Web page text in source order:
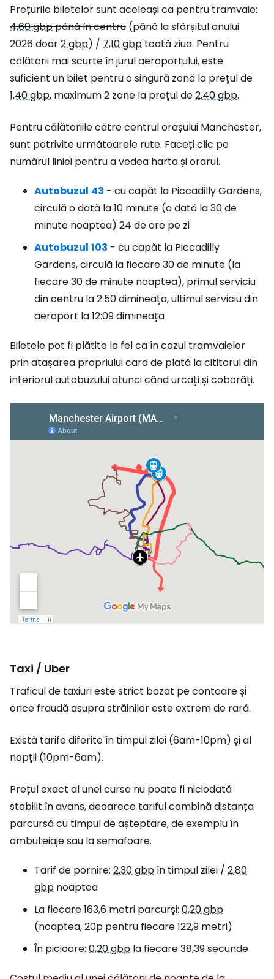
Prețurile biletelor sunt aceleași ca pentru tramvaie:
4,60 gbppână în centru (până la sfârșitul anului
2026 doar2 gbp) / 7,10 gbp toată ziua. Pentru
călătorii mai scurte în jurul aeroportului, este
suficient un bilet pentru o singură zonă la prețul de
1,40 gbp, maximum 2 zone la prețul de2,40 gbp.
Pentru călătoriile către centrul orașului Manchester,
sunt potrivite următoarele rute. Faceți clic pe
numărul liniei pentru a vedea harta și orarul.
Autobuzul 43 - cu capăt la Piccadilly Gardens,
circulă o dată la 10 minute (o dată la 30 de
minute noaptea) 24 de ore pe zi
Autobuzul 103 - cu capăt la Piccadilly
Gardens, circulă la fiecare 30 de minute (la
fiecare 30 de minute noaptea), primul serviciu
din centru la 2:50 dimineața, ultimul serviciu din
aeroport la 12:09 dimineața
Biletele pot fi plătite la fel ca în cazul tramvaielor
prin atașarea propriului card de plată la cititorul din
interiorul autobuzului atunci când urcați și coborâți.
Taxi / Uber
Traficul de taxiuri este strict bazat pe contoare și
orice fraudă asupra străinilor este extrem de rară.
Există tarife diferite în timpul zilei (6am-10pm) și al
nopții (10pm-6am).
Prețul exact al unei curse nu poate fi niciodată
stabilit în avans, deoarece tariful combină distanța
parcursă cu timpul de așteptare, de exemplu în
ambuteiaje sau la semafoare.
Tarif de pornire: 2,30 gbpîn timpul zilei / 2,80
gbp noaptea
La fiecare 163,6 metri parcurși: 0,20 gbp
(noaptea, 20p pentru fiecare 122,9 metri)
În picioare: 0,20 gbp la fiecare 38,39 secunde